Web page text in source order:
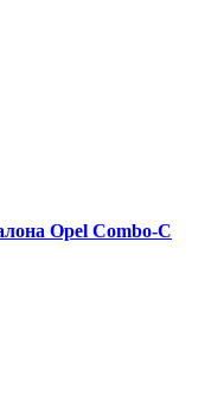
Opel Combo-С